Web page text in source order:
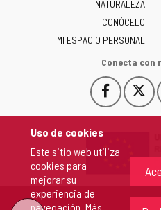
Uso de cookies
Este sitio web utiliza
cookies para
mejorar su
experiencia de
navegación. Más
y
León
-
NATURALEZA
CONÓCELO
MI ESPACIO PERSONAL
Conecta con
Facebook
Este
enlace
en
nueva.
Este
enlace
una